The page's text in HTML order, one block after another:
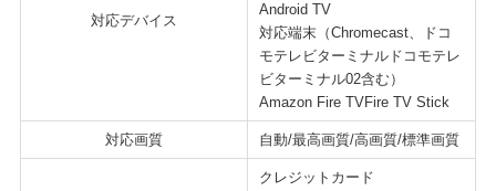
対応デバイス
Android TV
対応端末（Chromecast、ドコ
モテレビターミナルドコモテレ
ビターミナル02含む）
Amazon Fire TVFire TV Stick
対応画質 自動/最高画質/高画質/標準画質
クレジットカード